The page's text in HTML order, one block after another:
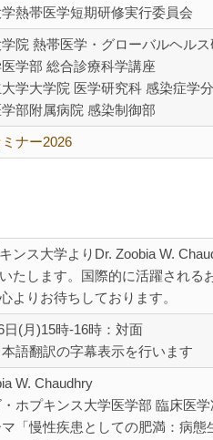
熱帯医学短期研修実行委員会
院 熱帯医学・グローバルヘル
学部 総合診療科学講座
学大学院 医学研究科 感染症学
部附属病院 感染制御部
ナー2026
ンス大学よりDr. Zoobia W.
たします。国際的に活躍される
よりお待ちしております。
日(月)15時-16時：対面
語翻訳の字幕表示を行います
W. Chaudhry
ホプキンス大学医学部 臨床医学
「慢性疾患としての肥満：病態